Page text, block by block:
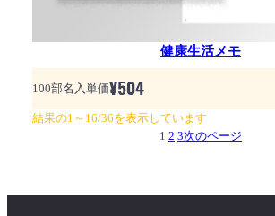
健康生活メモ
100部名入単価¥504
結果の1～16/36を表示しています
1 2 3次のページ